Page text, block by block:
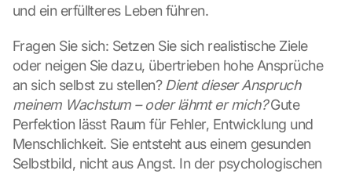
und ein erfüllteres Leben führen.
Fragen Sie sich: Setzen Sie sich realistische Ziele
oder neigen Sie dazu, übertrieben hohe Ansprüche
an sich selbst zu stellen? Dient dieser Anspruch
meinem Wachstum – oder lähmt er mich? Gute
Perfektion lässt Raum für Fehler, Entwicklung und
Menschlichkeit. Sie entsteht aus einem gesunden
Selbstbild, nicht aus Angst. In der psychologischen